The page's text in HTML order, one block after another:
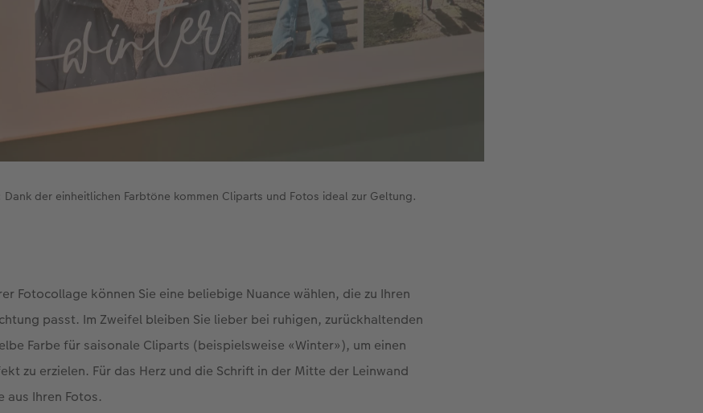
Dank der einheitlichen Farbtöne kommen Cliparts und Fotos ideal zur Geltung.
Fotocollage können Sie eine beliebige Nuance wählen, die zu Ihren
passt. Im Zweifel bleiben Sie lieber bei ruhigen, zurückhaltenden
Farbe für saisonale Cliparts (beispielsweise «Winter»), um einen
zu erzielen. Für das Herz und die Schrift in der Mitte der Leinwand
aus Ihren Fotos.